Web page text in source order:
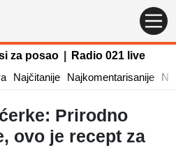
za posao
Radio 021 live
Najčitanije Najkomentarisanije
Prirodno
ovo je recept za